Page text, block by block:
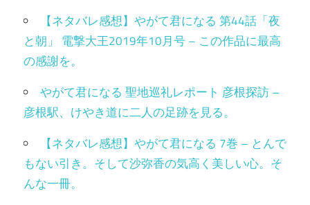
【ネタバレ感想】やがて君になる 第44話「夜
と朝」 電撃大王2019年10月号 – この作品に最高
の感謝を。
やがて君になる 聖地巡礼レポート 彦根探訪 –
彦根駅、けやき道に二人の足跡を見る。
【ネタバレ感想】やがて君になる 7巻 – とんで
もない引き。そして沙弥香の気高く美しい心。そ
んな一冊。